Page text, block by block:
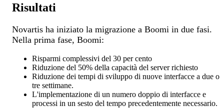
Risultati
Novartis ha iniziato la migrazione a Boomi in due fasi.
Nella prima fase, Boomi:
Risparmi complessivi del 30 per cento
Riduzione del 50% della capacità del server richiesto
Riduzione dei tempi di sviluppo di nuove interfacce a due o
tre settimane.
L'implementazione di un numero doppio di interfacce e
processi in un sesto del tempo precedentemente necessario.